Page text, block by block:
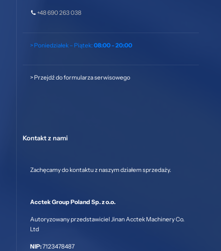
+48 690 263 038
> Poniedziałek – Piątek: 08:00 - 20:00
> Przejdź do formularza serwisowego
Kontakt z nami
Zachęcamy do kontaktu z naszym działem sprzedaży.
Acctek Group Poland Sp. z o.o.
Autoryzowany przedstawiciel Jinan Acctek Machinery Co.
Ltd
NIP:7123478487